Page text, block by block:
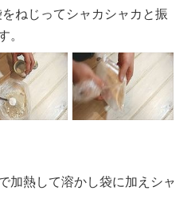
ねじってシャカシャカと振
。
加熱して溶かし袋に加えシャ